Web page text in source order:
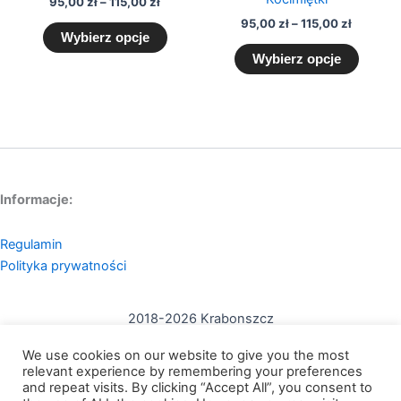
Wybierz opcje
95,00zł–115,00zł
Wybierz opcje
Informacje:
Regulamin
Polityka prywatności
2018-2026 Krabonszcz
Kontakt:
mail: contact@krabonszcz.com
We use cookies on our website to give you the most
relevant experience by remembering your preferences
and repeat visits. By clicking “Accept All”, you consent to